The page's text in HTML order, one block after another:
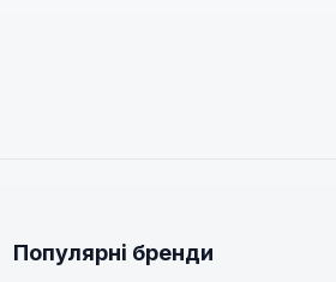
Популярні бренди